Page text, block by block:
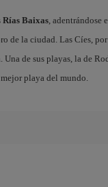
Rías Baixas, adentrándose
de la ciudad. Las Cíes,
de sus playas, la de
playa del mundo.